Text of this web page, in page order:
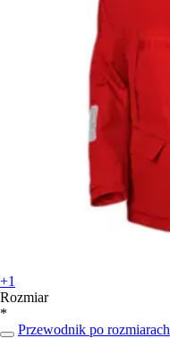
+1
Rozmiar
*
Przewodnik po rozmiarach